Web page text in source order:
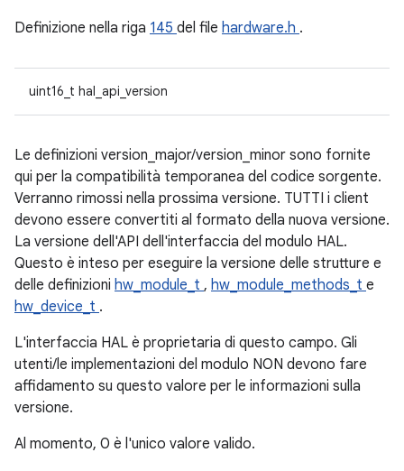
Definizione nella riga 145 del file hardware.h .
uint16_t hal_api_version
Le definizioni version_major/version_minor sono fornite
qui per la compatibilità temporanea del codice sorgente.
Verranno rimossi nella prossima versione. TUTTI i client
devono essere convertiti al formato della nuova versione.
La versione dell'API dell'interfaccia del modulo HAL.
Questo è inteso per eseguire la versione delle strutture e
delle definizioni hw_module_t , hw_module_methods_t e
hw_device_t .
L'interfaccia HAL è proprietaria di questo campo. Gli
utenti/le implementazioni del modulo NON devono fare
affidamento su questo valore per le informazioni sulla
versione.
Al momento, 0 è l'unico valore valido.